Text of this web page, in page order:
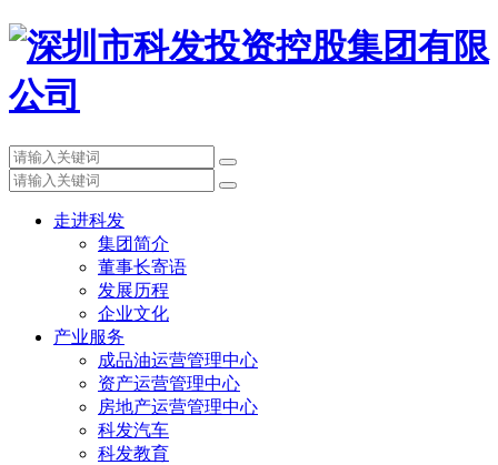
走进科发
集团简介
董事长寄语
发展历程
企业文化
产业服务
成品油运营管理中心
资产运营管理中心
房地产运营管理中心
科发汽车
科发教育